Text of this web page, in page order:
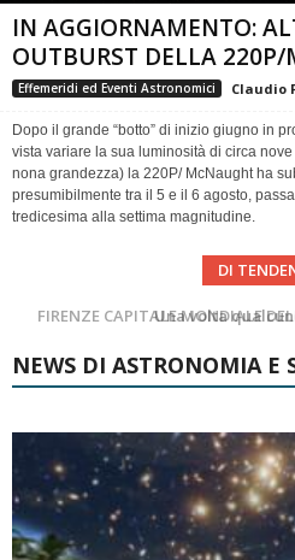
IN AGGIORNAMENTO:
OUTBURST DELLA
Effemeridi ed Eventi Astronomici Claudio
Dopo il grande “botto” di inizio giugno in
vista variare la sua luminosità di circa
nona grandezza) la 220P/ McNaught ha
presumibilmente tra il 5 e il 6 agosto,
tredicesima alla settima magnitudine.
DI
Cielo del Mese di
NEWS DI ASTRONOMIA E